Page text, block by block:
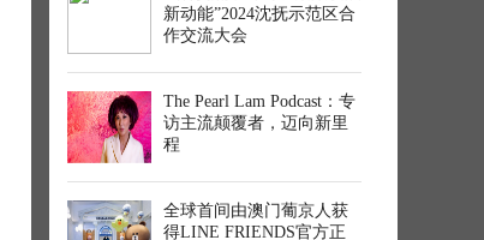
新动能”2024沈抚示范区合
作交流大会
The Pearl Lam Podcast：专
访主流颠覆者，迈向新里
程
全球首间由澳门葡京人获
得LINE FRIENDS官方正